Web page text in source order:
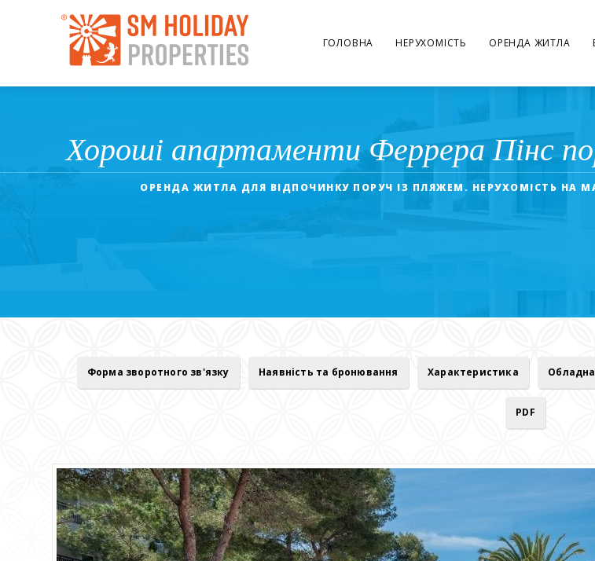
ГОЛОВНА НЕРУХОМІСТЬ ОРЕНДА ЖИТЛА
Хороші апартаменти Феррера Пінс
ОРЕНДА ЖИТЛА ДЛЯ ВІДПОЧИНКУ ПОРУЧ ІЗ ПЛЯЖЕМ. НЕРУХОМІСТЬ НА
Форма зворотного зв'язку Наявність та бронювання Характеристика
PDF